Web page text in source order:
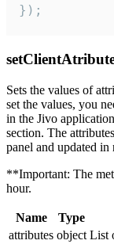
});
Sets the values ​​of
set the values, you
in the Jivo
section. The
panel and updated in
**Important: The
hour.
Name Type
attributes object List